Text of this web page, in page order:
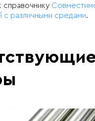
справочнику
с различными средами.